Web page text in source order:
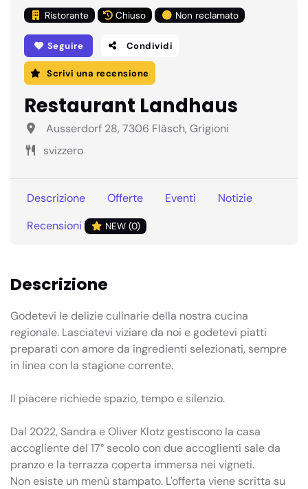
Ristorante Chiuso Non reclamato
Seguire Condividi
Scrivi una recensione
Restaurant Landhaus
Ausserdorf 28, 7306 Fläsch, Grigioni
svizzero
Descrizione Offerte Eventi
Notizie
Recensioni
NEW (0)
Descrizione
Godetevi le delizie culinarie della nostra cucina
regionale. Lasciatevi viziare da noi e godetevi piatti
preparati con amore da ingredienti selezionati, sempre
in linea con la stagione corrente.
Il piacere richiede spazio, tempo e silenzio.
Dal 2022, Sandra e Oliver Klotz gestiscono la casa
accogliente del 17° secolo con due accoglienti sale da
pranzo e la terrazza coperta immersa nei vigneti.
Non esiste un menù stampato. L'offerta viene scritta su